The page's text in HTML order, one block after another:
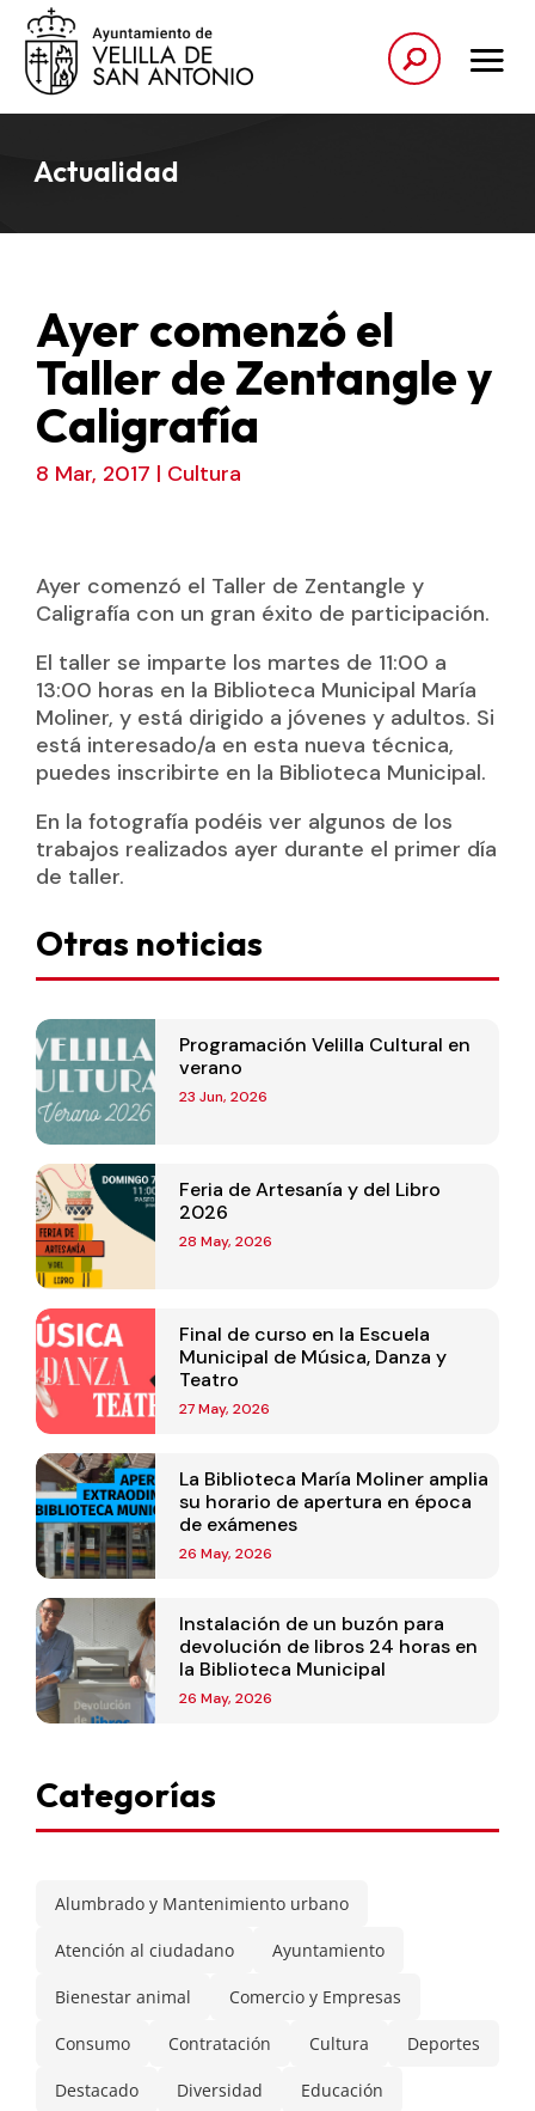
Actualidad
Ayer comenzó el
Taller de Zentangle y
Caligrafía
8 Mar, 2017 | Cultura
Ayer comenzó el Taller de Zentangle y
Caligrafía con un gran éxito de participación.
El taller se imparte los martes de 11:00 a
13:00 horas en la Biblioteca Municipal María
Moliner, y está dirigido a jóvenes y adultos. Si
está interesado/a en esta nueva técnica,
puedes inscribirte en la Biblioteca Municipal.
En la fotografía podéis ver algunos de los
trabajos realizados ayer durante el primer día
de taller.
Otras noticias
Programación Velilla Cultural en
verano
23 Jun, 2026
Feria de Artesanía y del Libro
2026
28 May, 2026
Final de curso en la Escuela
Municipal de Música, Danza y
Teatro
27 May, 2026
La Biblioteca María Moliner amplia
su horario de apertura en época
de exámenes
26 May, 2026
Instalación de un buzón para
devolución de libros 24 horas en
la Biblioteca Municipal
26 May, 2026
Categorías
Alumbrado y Mantenimiento urbano
Atención al ciudadano Ayuntamiento
Bienestar animal Comercio y Empresas
Consumo Contratación Cultura Deportes
Destacado Diversidad Educación